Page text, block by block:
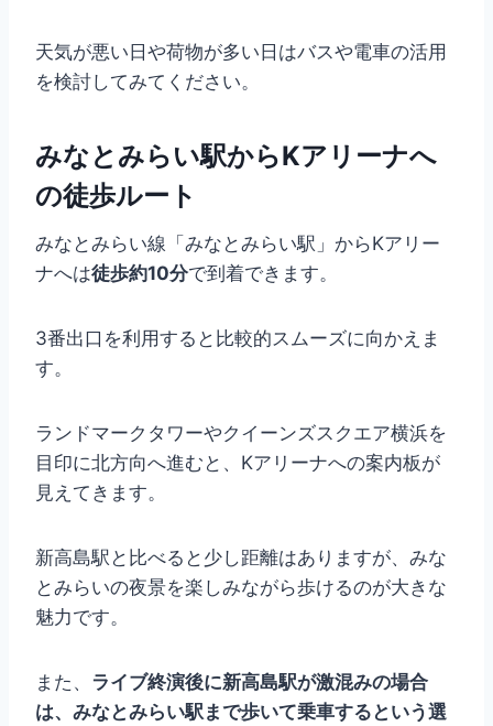
天気が悪い日や荷物が多い日はバスや電車の活用
を検討してみてください。
みなとみらい駅からKアリーナへ
の徒歩ルート
みなとみらい線「みなとみらい駅」からKアリー
ナへは徒歩約10分で到着できます。
3番出口を利用すると比較的スムーズに向かえま
す。
ランドマークタワーやクイーンズスクエア横浜を
目印に北方向へ進むと、Kアリーナへの案内板が
見えてきます。
新高島駅と比べると少し距離はありますが、みな
とみらいの夜景を楽しみながら歩けるのが大きな
魅力です。
また、 ライブ終演後に新高島駅が激混みの場合
は、みなとみらい駅まで歩いて乗車するという選